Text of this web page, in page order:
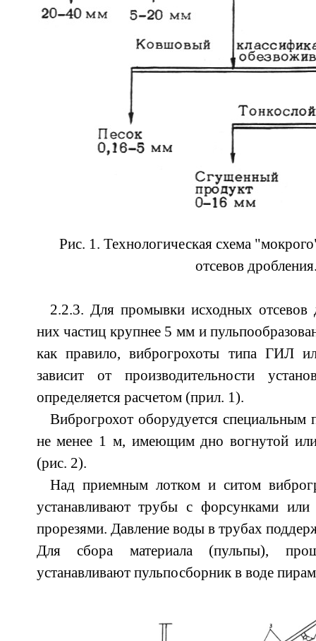
Рис. 1. Технологическая схема
отсевов
2.2.3. Для промывки исходных отсевов
них частиц крупнее 5 мм и
как правило, виброгрохоты типа ГИЛ
зависит от производительности
определяется расчетом (прил. 1).
Виброгрохот оборудуется
не менее 1 м, имеющим дно вогнутой
(рис. 2).
Над приемным лотком и ситом
устанавливают трубы с форсунками
прорезями. Давление воды в трубах
Для сбора материала (пульпы),
устанавливают пульпосборник в воде